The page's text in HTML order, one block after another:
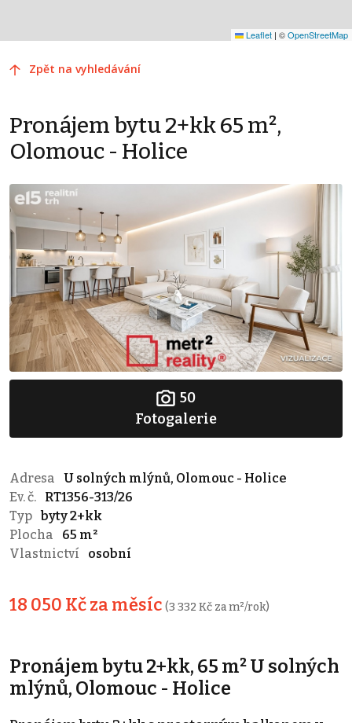
Leaflet | ©OpenStreetMap
Zpět na vyhledávání
Pronájem bytu 2+kk 65 m²,
Olomouc - Holice
50
Fotogalerie
Adresa
U solných mlýnů, Olomouc - Holice
Ev. č.
RT1356-313/26
Typ byty 2+kk
Plocha
65 m²
Vlastnictví
osobní
18 050 Kč za měsíc (3 332 Kč za m²/rok)
Pronájem bytu 2+kk, 65 m² U solných
mlýnů, Olomouc - Holice